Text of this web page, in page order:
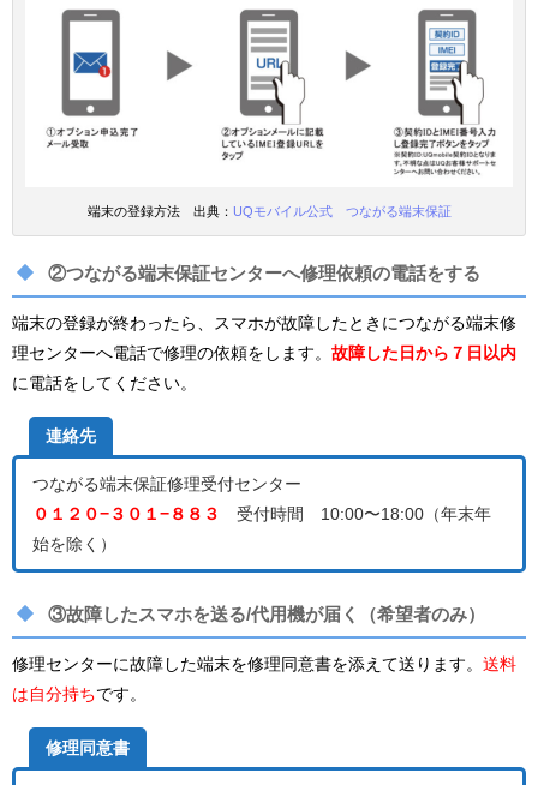
端末の登録方法 出典： UQモバイル公式 つながる端末保証
②つながる端末保証センターへ修理依頼の電話をする
端末の登録が終わったら、スマホが故障したときにつながる端末修
理センターへ電話で修理の依頼をします。 故障した日から７日以内
に電話をしてください。
連絡先
つながる端末保証修理受付センター
０１２０−３０１−８８３
受付時間 10:00〜18:00（年末年
始を除く）
③故障したスマホを送る/代用機が届く（希望者のみ）
修理センターに故障した端末を修理同意書を添えて送ります。 送料
は自分持ちです。
修理同意書